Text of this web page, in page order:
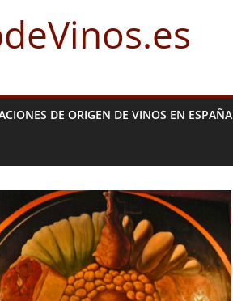
DE ORIGEN DE VINOS EN ESPAÑA